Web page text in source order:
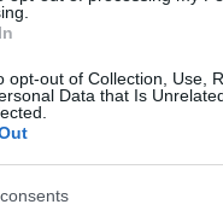
opt-out of Collection, Use,
Data that Is
Belső-tó jege egy
mondta a Híradónak,
valaki bajba kerül.